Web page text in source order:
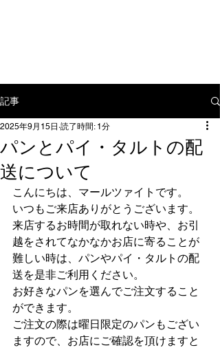
記事
パンとパイ・タルトの配
送について
2025年9月15日 読了時間: 1分
こんにちは、マールツァイトです。
いつもご来店ありがとうございます。
来店するお時間が取れない時や、お引
越をされてなかなかお店に寄ることが
難しい時は、パンやパイ・タルトの配
送を是非ご利用ください。
お好きなパンを選んでご注文すること
ができます。
ご注文の際は曜日限定のパンもござい
ますので、お店にご確認を頂けますと